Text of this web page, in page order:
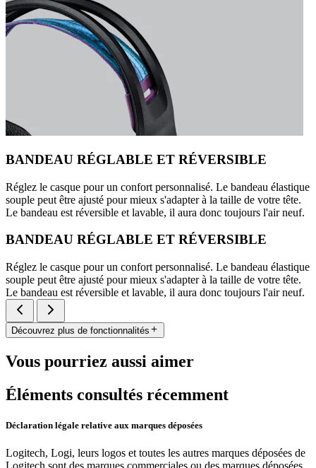
BANDEAU RÉGLABLE ET RÉVERSIBLE
Réglez le casque pour un confort personnalisé. Le bandeau élastique
souple peut être ajusté pour mieux s'adapter à la taille de votre tête.
Le bandeau est réversible et lavable, il aura donc toujours l'air neuf.
BANDEAU RÉGLABLE ET RÉVERSIBLE
Réglez le casque pour un confort personnalisé. Le bandeau élastique
souple peut être ajusté pour mieux s'adapter à la taille de votre tête.
Le bandeau est réversible et lavable, il aura donc toujours l'air neuf.
Découvrez plus de fonctionnalités
Vous pourriez aussi aimer
Éléments consultés récemment
Déclaration légale relative aux marques déposées
Logitech, Logi, leurs logos et toutes les autres marques déposées de